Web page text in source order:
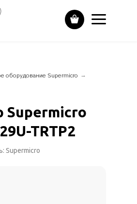
оборудование Supermicro →
Supermicro
TRTP2
Supermicro